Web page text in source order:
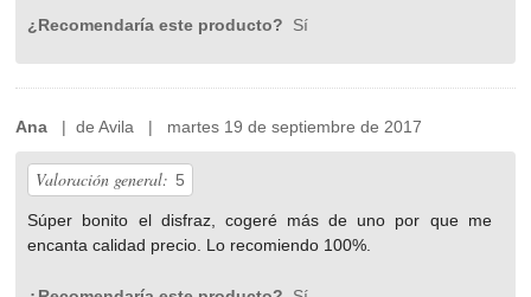
¿Recomendaría este producto? Sí
Ana | de Avila | martes 19 de septiembre de 2017
Valoración general: 5
Súper bonito el disfraz, cogeré más de uno por que me
encanta calidad precio. Lo recomiendo 100%.